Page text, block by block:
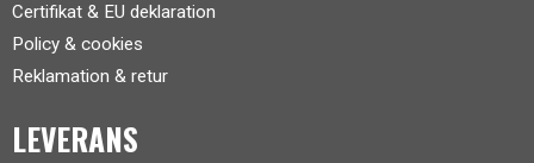
Certifikat & EU deklaration
Policy & cookies
Reklamation & retur
LEVERANS